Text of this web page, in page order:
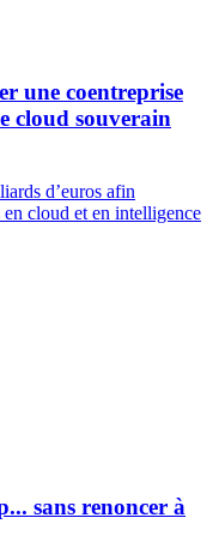
une coentreprise
cloud souverain
d’euros afin
en cloud et en intelligence
sans renoncer à